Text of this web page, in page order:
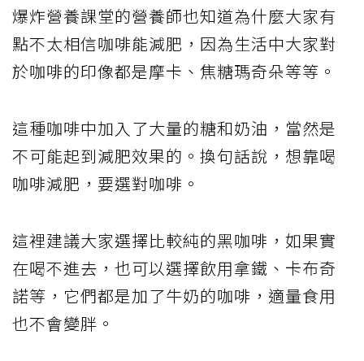
爆炸營養課堂的營養師也知道為什麼大家有
點不太相信咖啡能減肥，因為生活中大家對
於咖啡的印像都是摩卡、焦糖瑪奇朵等等。
這種咖啡中加入了大量的糖和奶油，當然是
不可能起到減肥效果的。換句話說，想靠喝
咖啡減肥，要選對咖啡。
這裡建議大家選擇比較純的黑咖啡，如果實
在喝不進去，也可以選擇飲用拿鐵、卡布奇
諾等，它們都是加了牛奶的咖啡，適量食用
也不會變胖。